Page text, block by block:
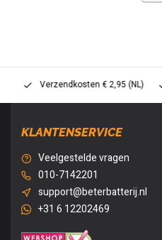
Verzendkosten € 2,95 (NL)
KLANTENSERVICE
Veelgestelde vragen
010-7142201
support@beterbatterij.nl
+31 6 12202469